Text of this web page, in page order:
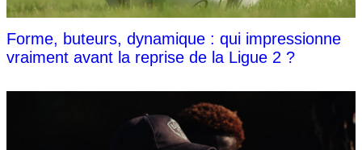
Forme, buteurs, dynamique : qui impressionne
vraiment avant la reprise de la Ligue 2 ?